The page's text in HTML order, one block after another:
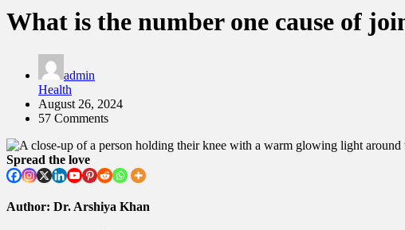
What is the number one cause of
admin
Health
August 26, 2024
57 Comments
Spread the love
Author: Dr. Arshiya Khan